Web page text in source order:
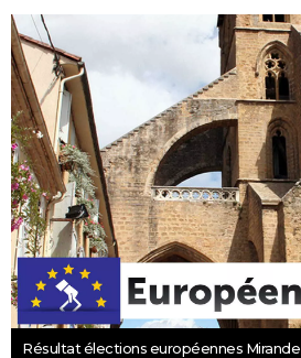
Résultat élections européennes Mirande